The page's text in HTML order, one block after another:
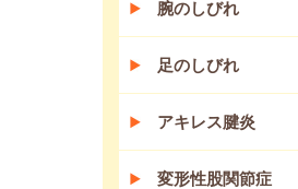
腕のしびれ
足のしびれ
アキレス腱炎
変形性股関節症